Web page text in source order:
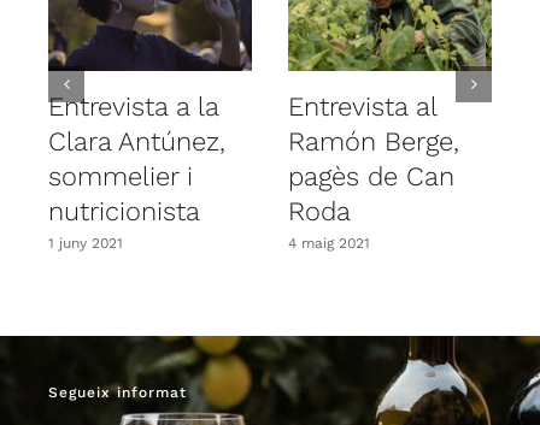
Entrevista a la
Clara Antúnez,
sommelier i
nutricionista
1 juny 2021
Entrevista al
Ramón Berge,
pagès de Can
Roda
4 maig 2021
Segueix informat